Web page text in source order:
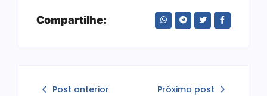
Compartilhe:
Post anterior Próximo post